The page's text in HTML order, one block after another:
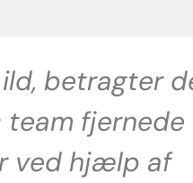
betragter
team fjernede
ved hjælp af